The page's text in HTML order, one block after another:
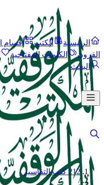
الرئيسية الكتب أقسام
القرون
الكلمات المفتاحية
البحث
212 كتب التفاسير
/